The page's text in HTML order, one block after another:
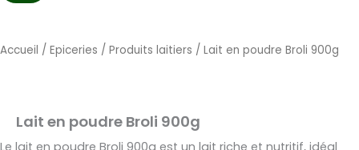
Accueil / Epiceries / Produits laitiers / Lait en poudre Broli 900g
Lait en poudre Broli 900g
Le lait en poudre Broli 900g est un lait riche et nutritif, idéal